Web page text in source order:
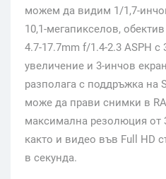
можем да видим 1/1,7-
10,1-мегапикселов,
4.7-17.7mm f/1.4-2.3 ASPH с
увеличение и 3-инчов
разполага с поддръжка на
може да прави снимки в
максимална резолюция от
както и видео във Full HD
в секунда.